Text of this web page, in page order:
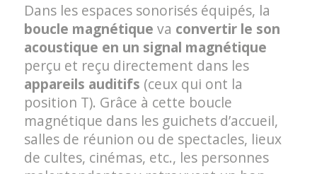
Dans les espaces sonorisés équipés, la
boucle magnétique va convertir le son
acoustique en un signal magnétique
perçu et reçu directement dans les
appareils auditifs (ceux qui ont la
position T). Grâce à cette boucle
magnétique dans les guichets d’accueil,
salles de réunion ou de spectacles, lieux
de cultes, cinémas, etc., les personnes